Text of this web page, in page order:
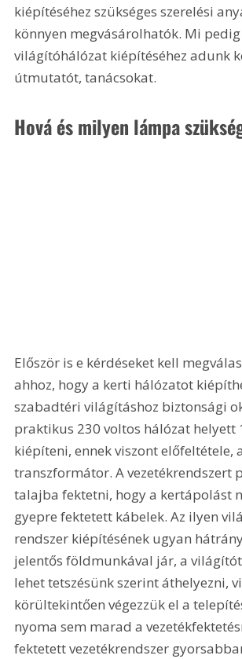
kiépítéséhez szükséges szerelési
könnyen megvásárolhatók. Mi
világítóhálózat kiépítéséhez adunk
útmutatót, tanácsokat.
Hová és milyen lámpa
Először is e kérdéseket kell
ahhoz, hogy a kerti hálózatot
szabadtéri világításhoz biztonsági
praktikus 230 voltos hálózat helyett
kiépíteni, ennek viszont előfeltétele,
transzformátor. A vezetékrendszert
talajba fektetni, hogy a kertápolást
gyepre fektetett kábelek. Az ilyen
rendszer kiépítésének ugyan
jelentős földmunkával jár, a
lehet tetszésünk szerint áthelyezni,
körültekintően végezzük el a
nyoma sem marad a
fektetett vezetékrendszer